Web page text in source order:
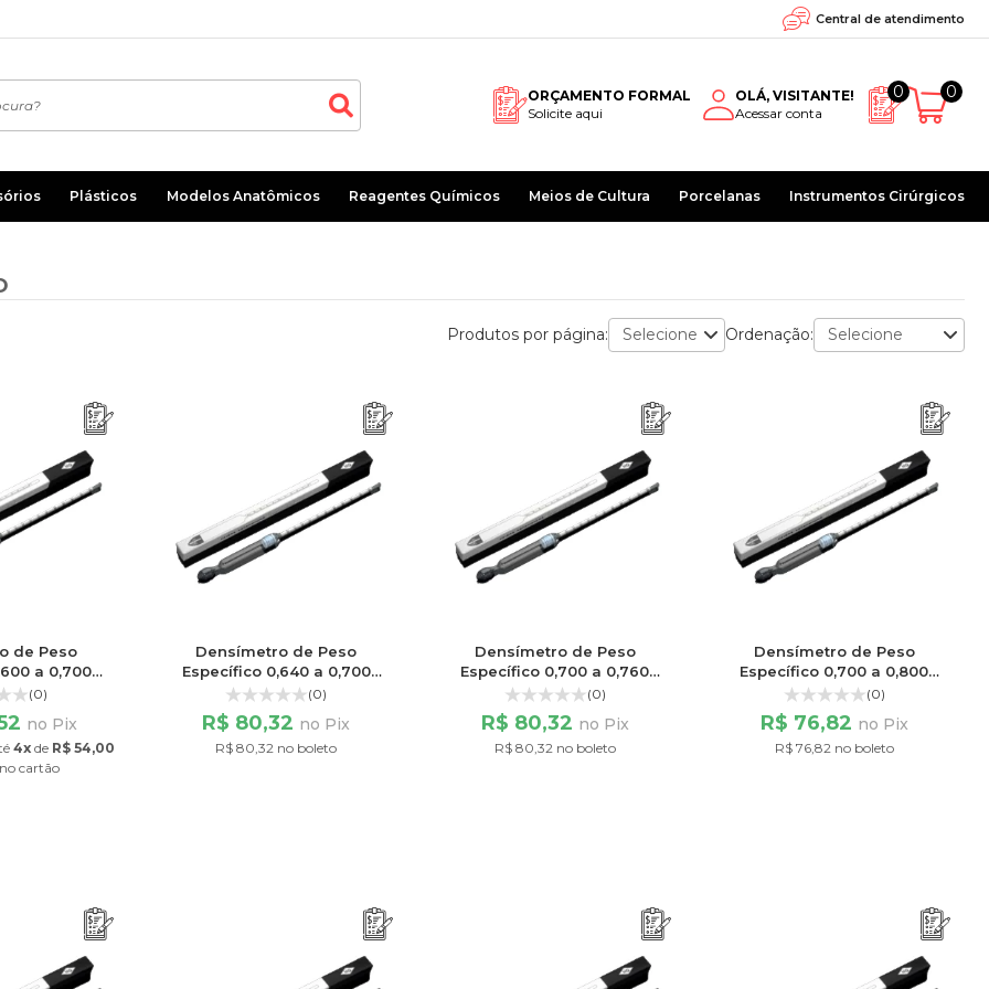
Central de atendimento
ORÇAMENTO FORMAL
Solicite aqui
OLÁ, VISITANTE!
Acessar conta
0 0
Plásticos Modelos Anatômicos Reagentes Químicos Meios de Cultura Porcelanas Instrumentos Cirúrgicos
Produtos por página: Ordenação:
de Peso
a 0,700
100
(0)
no Pix
4x de R$ 54,00
cartão
Densímetro de Peso
Específico 0,640 a 0,700
Escala 60/60
(0)
R$ 80,32 no Pix
R$ 80,32 no boleto
Densímetro de Peso
Específico 0,700 a 0,760
Escala 60/60
(0)
R$ 80,32 no Pix
R$ 80,32 no boleto
Densímetro de Peso
Específico 0,700 a 0,800
Escala 100/100
(0)
R$ 76,82 no Pix
R$ 76,82 no boleto